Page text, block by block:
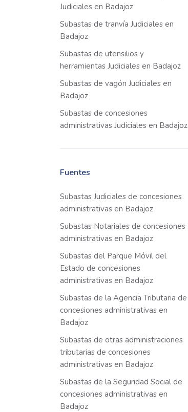
Judiciales en Badajoz
Subastas de tranvía Judiciales en
Badajoz
Subastas de utensilios y
herramientas Judiciales en Badajoz
Subastas de vagón Judiciales en
Badajoz
Subastas de concesiones
administrativas Judiciales en Badajoz
Fuentes
Subastas Judiciales de concesiones
administrativas en Badajoz
Subastas Notariales de concesiones
administrativas en Badajoz
Subastas del Parque Móvil del
Estado de concesiones
administrativas en Badajoz
Subastas de la Agencia Tributaria de
concesiones administrativas en
Badajoz
Subastas de otras administraciones
tributarias de concesiones
administrativas en Badajoz
Subastas de la Seguridad Social de
concesiones administrativas en
Badajoz